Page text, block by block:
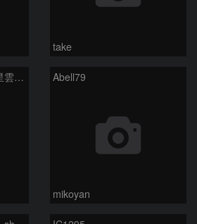
take
M52 NGC7635 バブル星雲 Sh2-159 カシオペア座 Abell79
mikoyan